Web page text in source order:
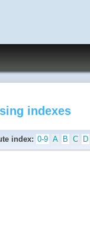
indexes
index: 0-9 A B C D